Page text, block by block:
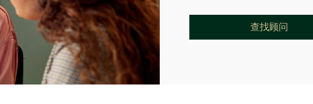
“让我们与您联
查找顾问